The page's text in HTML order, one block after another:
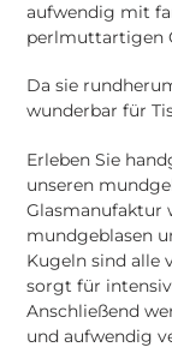
aufwendig mit
perlmuttartigen
Da sie
wunderbar für
Erleben Sie
unseren
Glasmanufaktur
mundgeblasen
Kugeln sind alle
sorgt für
Anschließend
und aufwendig